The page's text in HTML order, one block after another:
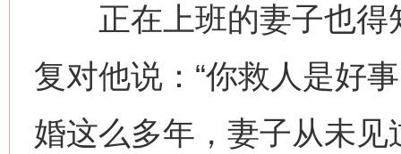
正在上班的妻子也得
复对他说：“你救人是好
婚这么多年，妻子从未